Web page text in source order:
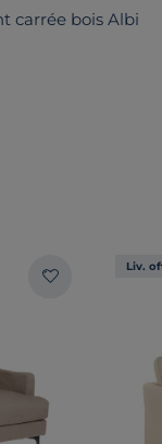
carrée bois Albi
Liv.